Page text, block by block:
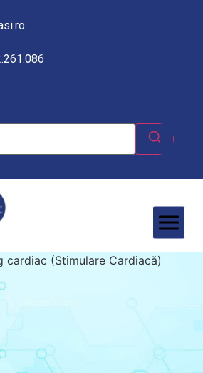
cardiac (Stimulare Cardiacă)